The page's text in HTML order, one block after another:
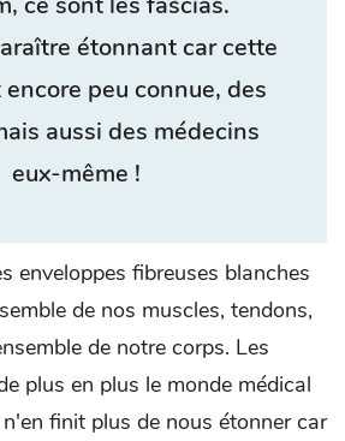
étonnant car cette
peu connue, des
aussi des médecins
eux-même !
enveloppes fibreuses blanches
de nos muscles, tendons,
de notre corps. Les
plus en plus le monde médical
finit plus de nous étonner car